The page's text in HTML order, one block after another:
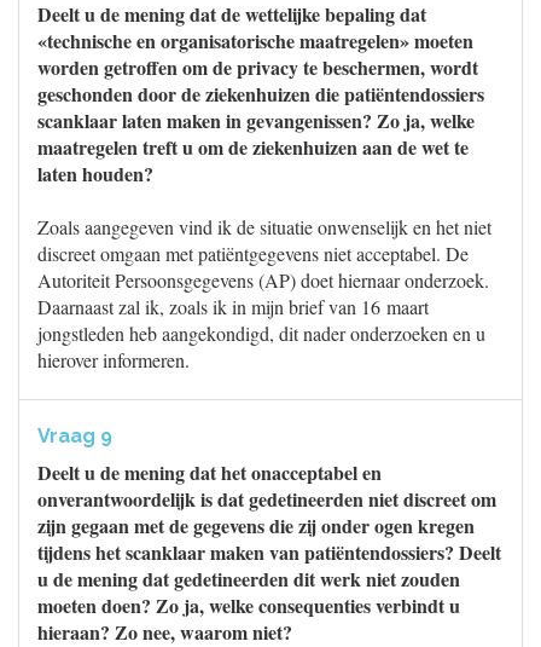
Deelt u de mening dat de wettelijke bepaling dat
«technische en organisatorische maatregelen» moeten
worden getroffen om de privacy te beschermen, wordt
geschonden door de ziekenhuizen die patiëntendossiers
scanklaar laten maken in gevangenissen? Zo ja, welke
maatregelen treft u om de ziekenhuizen aan de wet te
laten houden?
Zoals aangegeven vind ik de situatie onwenselijk en het niet
discreet omgaan met patiëntgegevens niet acceptabel. De
Autoriteit Persoonsgegevens (AP) doet hiernaar onderzoek.
Daarnaast zal ik, zoals ik in mijn brief van 16 maart
jongstleden heb aangekondigd, dit nader onderzoeken en u
hierover informeren.
Vraag 9
Deelt u de mening dat het onacceptabel en
onverantwoordelijk is dat gedetineerden niet discreet om
zijn gegaan met de gegevens die zij onder ogen kregen
tijdens het scanklaar maken van patiëntendossiers? Deelt
u de mening dat gedetineerden dit werk niet zouden
moeten doen? Zo ja, welke consequenties verbindt u
hieraan? Zo nee, waarom niet?